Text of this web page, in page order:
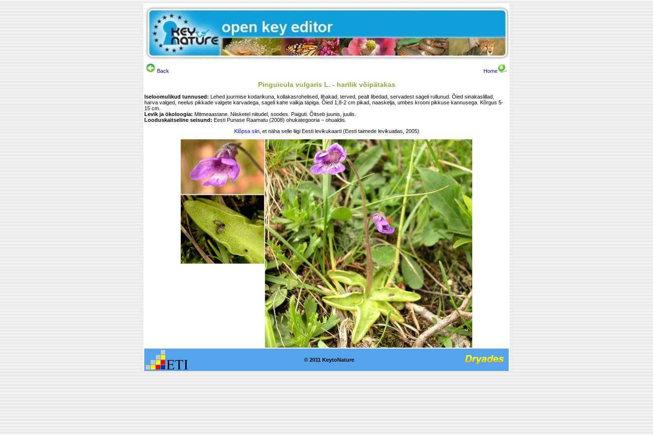
Back Home
Pinguicula vulgaris L. - harilik võipätakas
Iseloomulikud tunnused: Lehed juurmise kodarikuna, kollakasrohelised, lihakad, terved, pealt libedad, servadest sageli rullunud. Õied sinakaslillad,
harva valged, neelus pikkade valgete karvadega, sageli kahe valkja täpiga. Õied 1,8-2 cm pikad, naaskelja, umbes krooni pikkuse kannusega. Kõrgus 5-
15 cm.
Levik ja ökoloogia: Mitmeaastane. Niisketel niitudel, soodes. Paiguti. Õitseb juunis, juulis.
Looduskaitseline seisund: Eesti Punase Raamatu (2008) ohukategooria – ohualdis.
Klõpsa siin, et näha selle liigi Eesti levikukaarti (Eesti taimede levikuatlas, 2005)
© 2011 KeytoNature